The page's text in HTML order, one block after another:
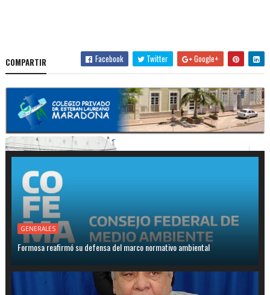
COMPARTIR Facebook Twitter Google+
GENERALES
Formosa reafirmó su defensa del marco normativo ambiental